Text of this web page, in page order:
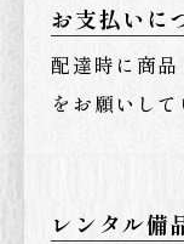
お支払いに
配達時に商
をお願いして
レンタル備